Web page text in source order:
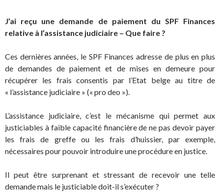
J’ai reçu une demande de paiement du SPF Finances
relative à l’assistance judiciaire – Que faire ?
Ces dernières années, le SPF Finances adresse de plus en plus
de demandes de paiement et de mises en demeure pour
récupérer les frais consentis par l’Etat belge au titre de
« l’assistance judiciaire » (« pro deo »).
L’assistance judiciaire, c’est le mécanisme qui permet aux
justiciables à faible capacité financière de ne pas devoir payer
les frais de greffe ou les frais d’huissier, par exemple,
nécessaires pour pouvoir introduire une procédure en justice.
Il peut être surprenant et stressant de recevoir une telle
demande mais le justiciable doit-il s’exécuter ?